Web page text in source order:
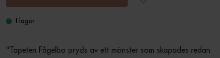
I lager
"Tapeten Fågelbo pryds av ett mönster som skapades redan